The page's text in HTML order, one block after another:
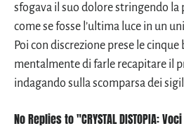
sfogava il suo dolore stringendo la
come se fosse l’ultima luce in un
Poi con discrezione prese le
mentalmente di farle recapitare il
indagando sulla scomparsa dei
No Replies to "CRYSTAL DISTOPIA: